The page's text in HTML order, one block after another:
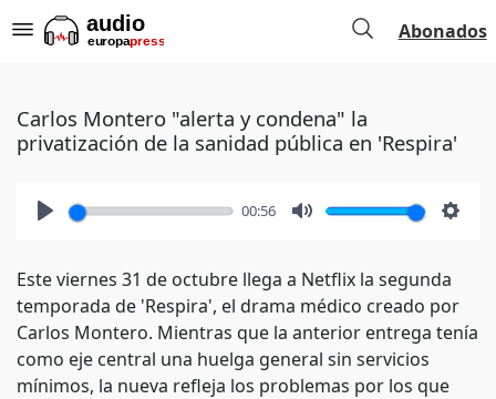
Abonados
Carlos Montero "alerta y condena" la
privatización de la sanidad pública en 'Respira'
00:56
Este viernes 31 de octubre llega a Netflix la segunda
temporada de 'Respira', el drama médico creado por
Carlos Montero. Mientras que la anterior entrega tenía
como eje central una huelga general sin servicios
mínimos, la nueva refleja los problemas por los que